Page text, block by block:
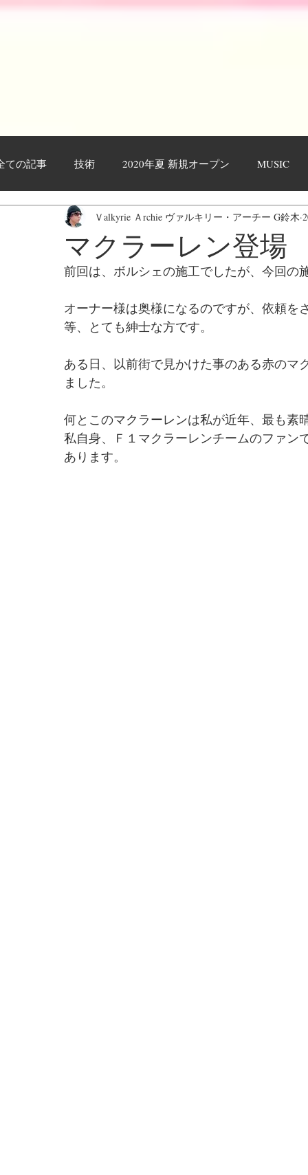
ての記事 技術 2020年夏 新規オープン MUSIC
作業工程・レポート 日々日記 お客様
マクラーレン登場
Ｖalkyrie Ａrchie ヴァルキリー・アーチー G鈴木
前回は、ボルシェの施工でしたが、今回の
オーナー様は奥様になるのですが、依頼を
等、とても紳士な方です。
ある日、以前街で見かけた事のある赤のマ
ました。
何とこのマクラーレンは私が近年、最も素
私自身、Ｆ１マクラーレンチームのファン
あります。